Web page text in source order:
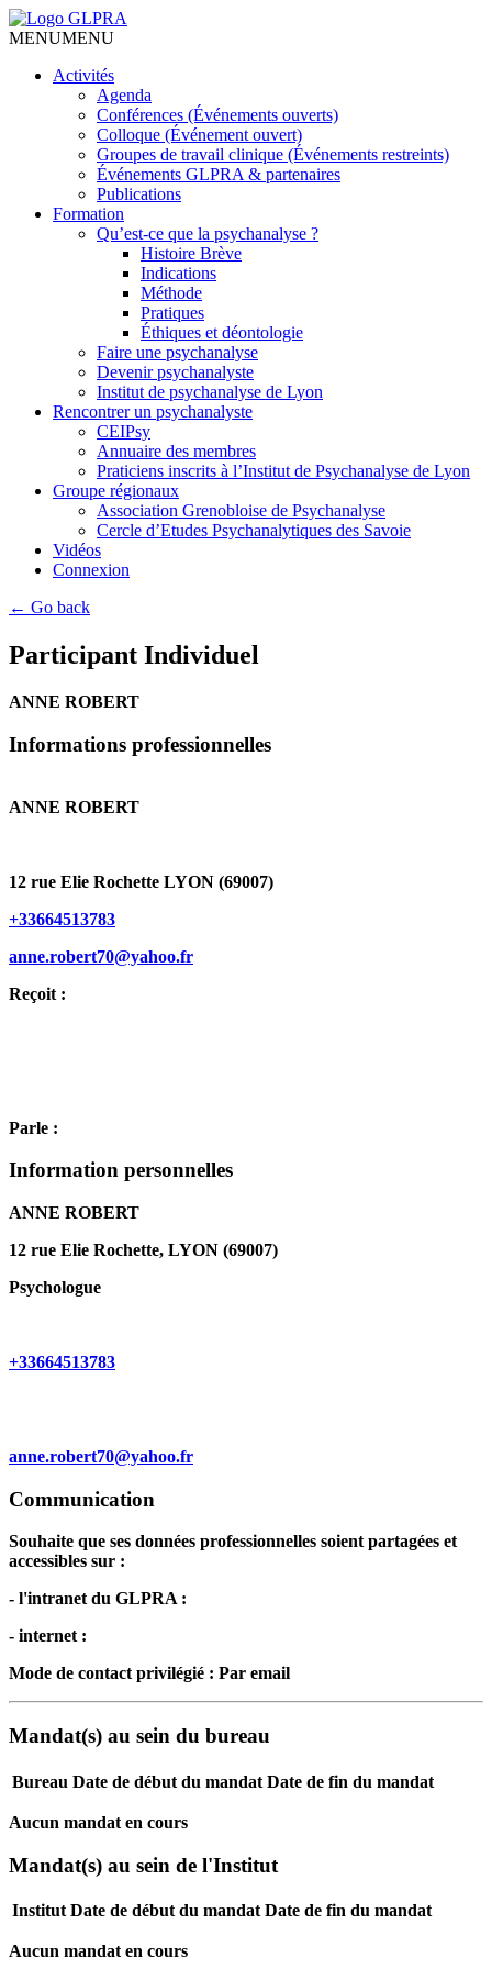
MENUMENU
Activités
Agenda
Conférences (Événements ouverts)
Colloque (Événement ouvert)
Groupes de travail clinique (Événements restreints)
Événements GLPRA & partenaires
Publications
Formation
Qu’est-ce que la psychanalyse ?
Histoire Brève
Indications
Méthode
Pratiques
Éthiques et déontologie
Faire une psychanalyse
Devenir psychanalyste
Institut de psychanalyse de Lyon
Rencontrer un psychanalyste
CEIPsy
Annuaire des membres
Praticiens inscrits à l’Institut de Psychanalyse de Lyon
Groupe régionaux
Association Grenobloise de Psychanalyse
Cercle d’Etudes Psychanalytiques des Savoie
Vidéos
Connexion
← Go back
Participant Individuel
ANNE ROBERT
Informations professionnelles
ANNE ROBERT
12 rue Elie Rochette LYON (69007)
+33664513783
anne.robert70@yahoo.fr
Reçoit :
Parle :
Information personnelles
ANNE ROBERT
12 rue Elie Rochette, LYON (69007)
Psychologue
+33664513783
anne.robert70@yahoo.fr
Communication
Souhaite que ses données professionnelles soient partagées et
accessibles sur :
- l'intranet du GLPRA :
- internet :
Mode de contact privilégié : Par email
Mandat(s) au sein du bureau
Bureau Date de début du mandat Date de fin du mandat
Aucun mandat en cours
Mandat(s) au sein de l'Institut
Institut Date de début du mandat Date de fin du mandat
Aucun mandat en cours